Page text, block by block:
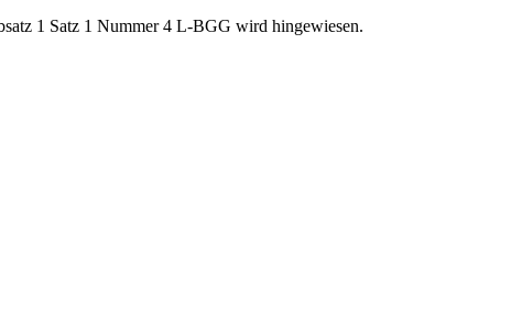
1 Satz 1 Nummer 4 L-BGG wird hingewiesen.